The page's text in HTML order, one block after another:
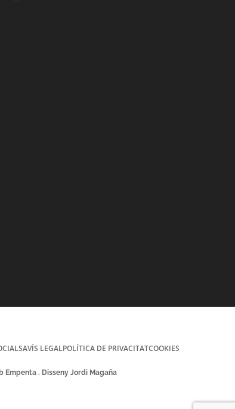
AVÍS LEGALPOLÍTICA DE PRIVACITATCOOKIES
Empenta . Disseny Jordi Magaña